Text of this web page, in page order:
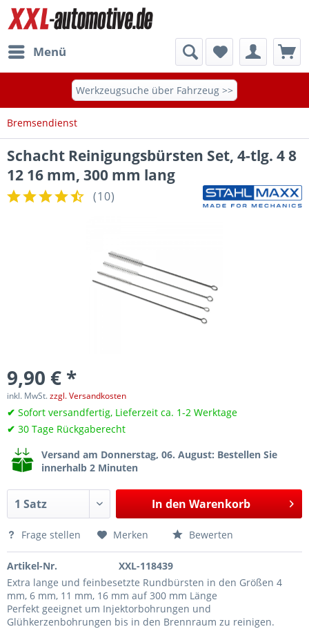
Menü
Werkzeugsuche über Fahrzeug >>
Bremsendienst
Schacht Reinigungsbürsten Set, 4-tlg. 4 8
12 16 mm, 300 mm lang
(10)
9,90 € *
inkl. MwSt.zzgl. Versandkosten
✔ Sofort versandfertig, Lieferzeit ca. 1-2 Werktage
✔ 30 Tage Rückgaberecht
Versand am Donnerstag, 06. August: Bestellen Sie
innerhalb 2 Minuten
In den Warenkorb
Frage stellen Merken Bewerten
Artikel-Nr.
XXL-118439
Extra lange und feinbesetzte Rundbürsten in den Größen 4
mm, 6 mm, 11 mm, 16 mm auf 300 mm Länge
Perfekt geeignet um Injektorbohrungen und
Glühkerzenbohrungen bis in den Brennraum zu reinigen.